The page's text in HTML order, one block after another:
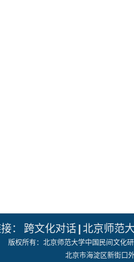
： 跨文化对话 北京师范
版权所有：北京师范大学中国民间文化
北京市海淀区新街口